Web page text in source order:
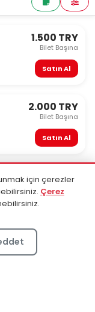
1.500 TRY
Bilet Başına
Satın Al
2.000 TRY
Bilet Başına
Satın Al
2.000 TRY
Bilet Başına
için çerezler
Çerez